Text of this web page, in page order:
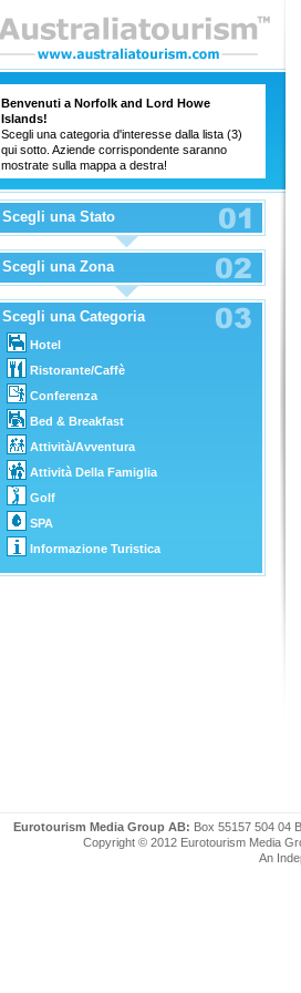
Benvenuti a Norfolk and Lord Howe
Islands!
Scegli una categoria d'interesse dalla lista (3)
qui sotto. Aziende corrispondente saranno
mostrate sulla mappa a destra!
Scegli una Stato
Scegli una Zona
Scegli una Categoria
Hotel
Ristorante/Caffè
Conferenza
Bed & Breakfast
Attività/Avventura
Attività Della Famiglia
Golf
SPA
Informazione Turistica
Eurotourism Media Group AB: Box 55157 504 04
Copyright © 2012 Eurotourism Media
An